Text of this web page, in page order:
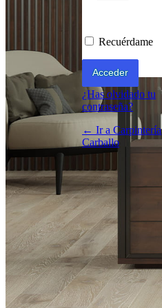
Recuérdame
¿Has olvidado tu
contraseña?
← Ir a Carpintería
Carballo